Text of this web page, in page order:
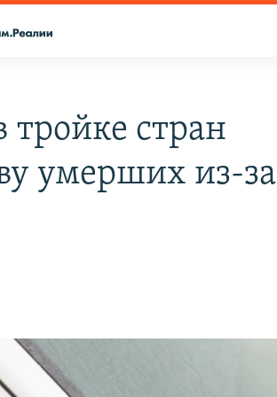
тройке стран
умерших из-за